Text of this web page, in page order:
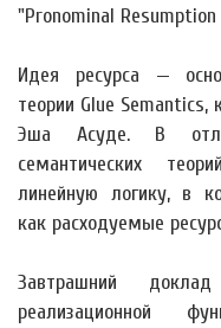
"Pronominal
Идея ресурса —
теории Glue
Эша Асуде. В
семантических
линейную логику, в
как расходуемые
Завтрашний
реализационной